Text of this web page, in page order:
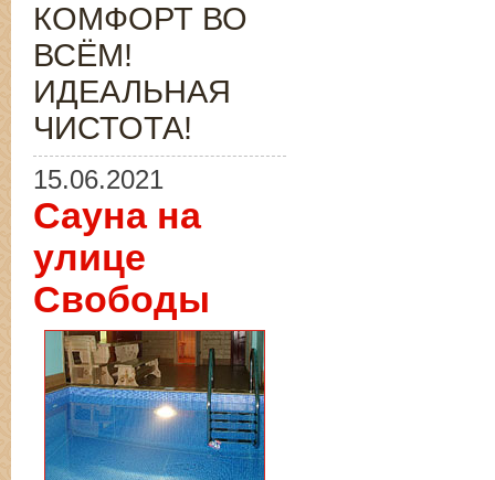
КОМФОРТ ВО
ВСЁМ!
ИДЕАЛЬНАЯ
ЧИСТОТА!
15.06.2021
Сауна на
улице
Свободы